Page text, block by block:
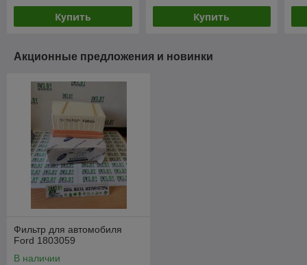
Купить Купить
Акционные предложения и новинки
Фильтр для автомобиля
Ford 1803059
В наличии